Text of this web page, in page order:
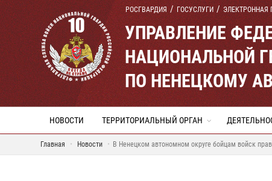
РОСГВАРДИЯ ГОСУСЛУГИ ЭЛЕКТРОННАЯ
УПРАВЛЕНИЕ
НАЦИОНАЛЬНОЙ
ПО НЕНЕЦКОМУ
НОВОСТИ ТЕРРИТОРИАЛЬНЫЙ ОРГАН
Главная Новости В Ненецком автономном округе бойцам войск